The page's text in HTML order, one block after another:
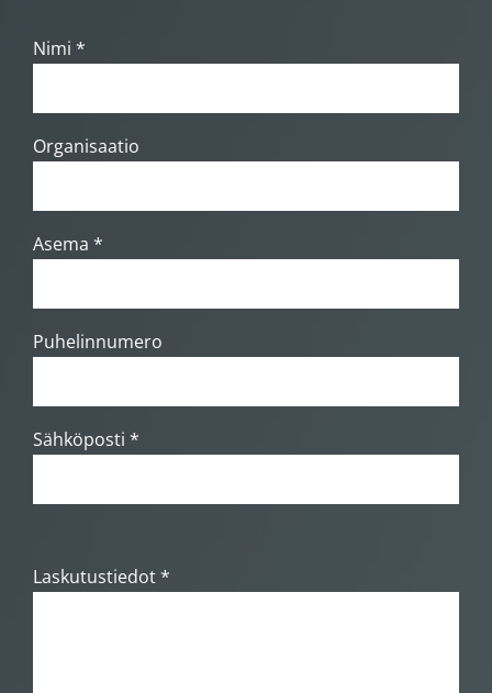
Nimi *
Organisaatio
Asema *
Puhelinnumero
Sähköposti *
Laskutustiedot *